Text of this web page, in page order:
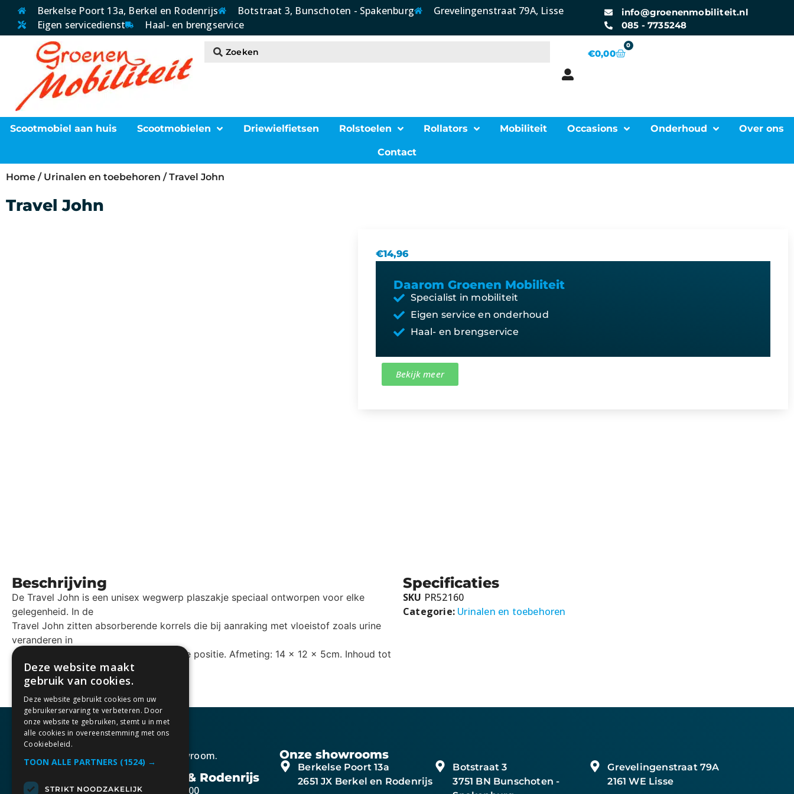
Berkelse Poort 13a, Berkel en Rodenrijs Botstraat 3, Bunschoten - Spakenburg
Grevelingenstraat 79A, Lisse
Eigen servicedienst
Haal- en brengservice
info@groenenmobiliteit.nl
085 - 7735248
€0,00
0
Scootmobiel aan huis Scootmobielen Driewielfietsen Rolstoelen Rollators Mobiliteit Occasions Onderhoud Over ons
Contact
Home / Urinalen en toebehoren / Travel John
Travel John
€14,96
Daarom Groenen Mobiliteit
Specialist in mobiliteit
Eigen service en onderhoud
Haal- en brengservice
Bekijk meer
Beschrijving
De Travel John is een unisex wegwerp plaszakje speciaal ontworpen voor elke
gelegenheid. In de
Travel John zitten absorberende korrels die bij aanraking met vloeistof zoals urine
veranderen in
gel. Te gebruiken in zittende en staande positie. Afmeting: 14 x 12 x 5cm. Inhoud tot
800 ml.
Specificaties
SKU PR52160
Categorie: Urinalen en toebehoren
Kom gezellig langs in onze showroom.
Openingstijden Berkel & Rodenrijs
Maandag t/m vrijdag 10:30 – 17:00
Onze showrooms
Berkelse Poort 13a
2651 JX Berkel en Rodenrijs
Botstraat 3
3751 BN Bunschoten -
Grevelingenstraat 79A
2161 WE Lisse
Deze website maakt
gebruik van cookies.
Deze website gebruikt cookies om uw
gebruikerservaring te verbeteren. Door
onze website te gebruiken, stemt u in met
alle cookies in overeenstemming met ons
Cookiebeleid.
TOON ALLE PARTNERS (1524) →
STRIKT NOODZAKELIJK